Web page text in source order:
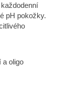
pH pokožky.
a oligo